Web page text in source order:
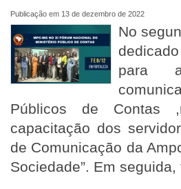
Publicação em 13 de dezembro de 2022
No
para
Públicos de Contas
capacitação dos
de Comunicação da
Sociedade”. Em